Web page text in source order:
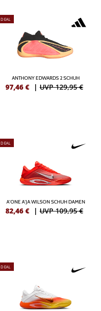
DEAL
ANTHONY EDWARDS 2 SCHUH
97,46 € | UVP 129,95 €
DEAL
A'ONE A'JA WILSON SCHUH DAMEN
82,46 € | UVP 109,95 €
DEAL